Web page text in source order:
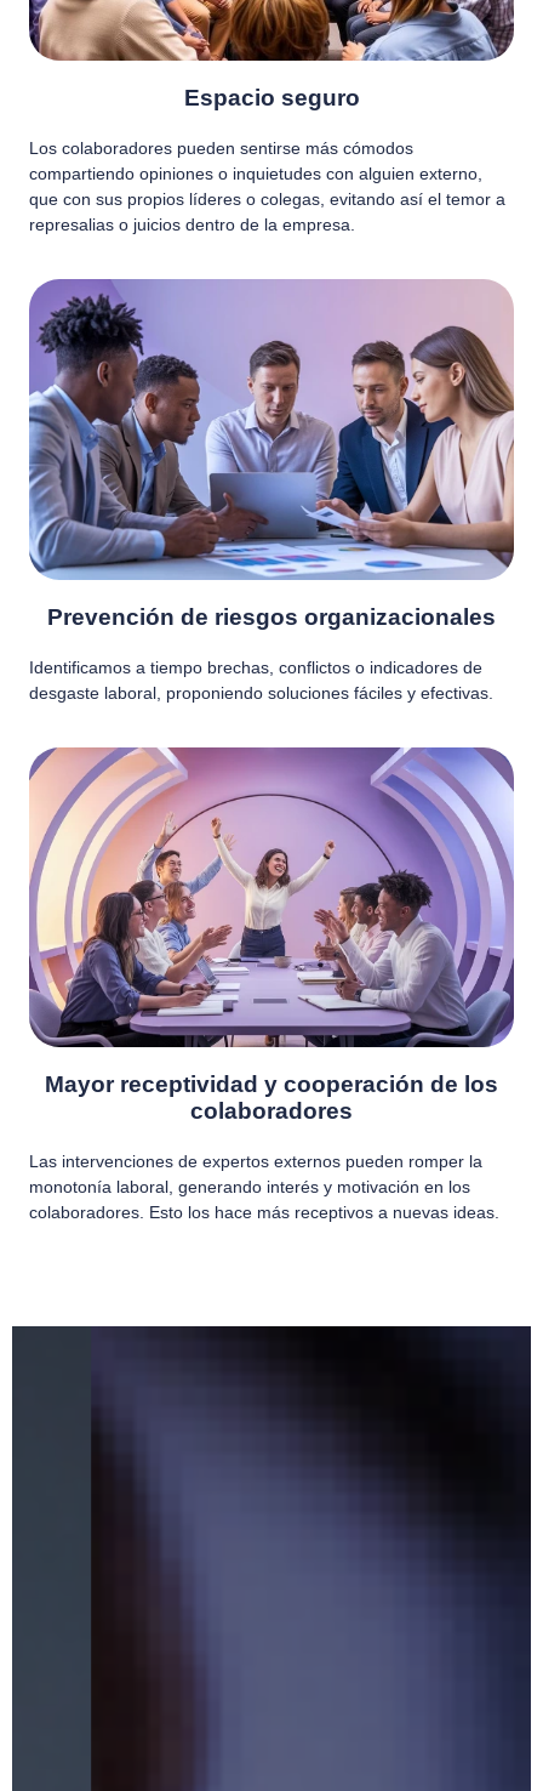
Espacio seguro
Los colaboradores pueden sentirse más cómodos
compartiendo opiniones o inquietudes con alguien externo,
que con sus propios líderes o colegas, evitando así el temor a
represalias o juicios dentro de la empresa.
Prevención de riesgos organizacionales
Identificamos a tiempo brechas, conflictos o indicadores de
desgaste laboral, proponiendo soluciones fáciles y efectivas.
Mayor receptividad y cooperación de los
colaboradores
Las intervenciones de expertos externos pueden romper la
monotonía laboral, generando interés y motivación en los
colaboradores. Esto los hace más receptivos a nuevas ideas.